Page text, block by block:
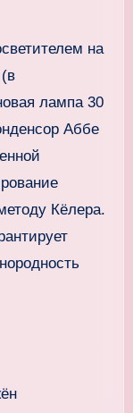
на
лампа 30
Аббе
Кёлера.